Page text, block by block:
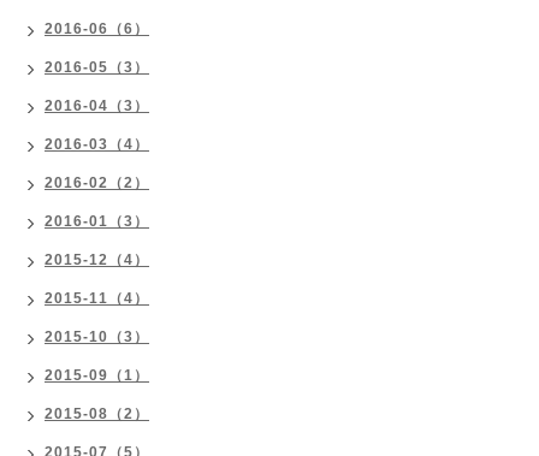
2016-06（6）
2016-05（3）
2016-04（3）
2016-03（4）
2016-02（2）
2016-01（3）
2015-12（4）
2015-11（4）
2015-10（3）
2015-09（1）
2015-08（2）
2015-07（5）